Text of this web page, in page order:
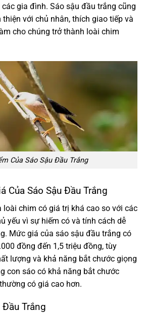
gia đình. Sáo sậu đầu trắng cũng
với chủ nhân, thích giao tiếp và
cho chúng trở thành loài chim
Của Sáo Sậu Đầu Trắng
Của Sáo Sậu Đầu Trắng
loài chim có giá trị khá cao so với các
yếu vì sự hiếm có và tính cách dễ
Mức giá của sáo sậu đầu trắng có
đồng đến 1,5 triệu đồng, tùy
lượng và khả năng bắt chước giọng
con sáo có khả năng bắt chước
có giá cao hơn.
Đầu Trắng